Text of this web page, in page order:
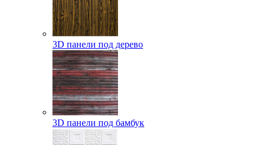
3D панели под дерево
3D панели под бамбук